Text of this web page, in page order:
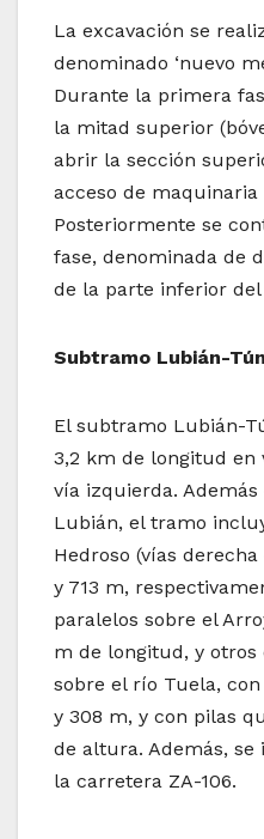
La excavación se
denominado ‘nuevo
Durante la primera
la mitad superior
abrir la sección
acceso de maquinaria
Posteriormente se
fase, denominada de
de la parte inferior
Subtramo Lubián-
El subtramo Lubián-
3,2 km de longitud en
vía izquierda.
Lubián, el tramo
Hedroso (vías
y 713 m,
paralelos sobre el
m de longitud, y otros
sobre el río Tuela,
y 308 m, y con pilas
de altura. Además,
la carretera ZA-106.